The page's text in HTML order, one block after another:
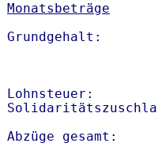
Monatsbeträge
Lohnsteuer:
Abzüge gesamt: